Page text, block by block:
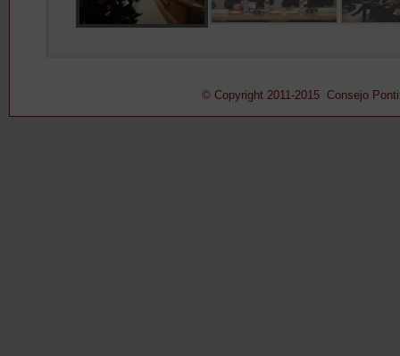
© Copyright 2011-2015 Consejo